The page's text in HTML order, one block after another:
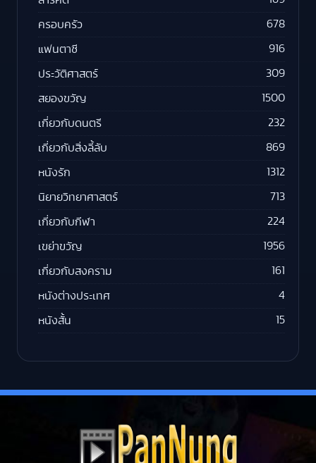
ครอบครัว 678
แฟนตาซี 916
ประวัติศาสตร์ 309
สยองขวัญ 1500
เกี่ยวกับดนตรี 232
เกี่ยวกับสิ่งลี้ลับ 869
หนังรัก 1312
นิยายวิทยาศาสตร์ 713
เกี่ยวกับกีฬา 224
เขย่าขวัญ 1956
เกี่ยวกับสงคราม 161
หนังต่างประเทศ 4
หนังสั้น 15